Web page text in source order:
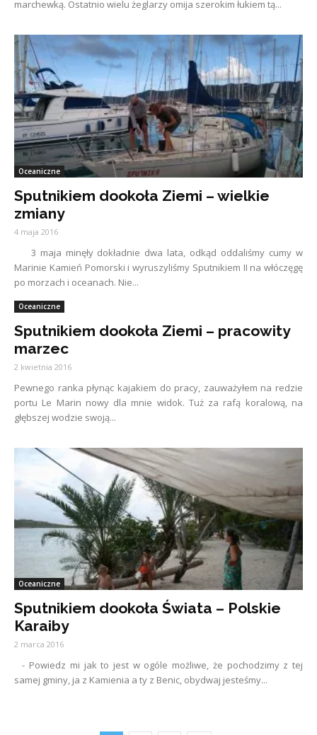
marchewką. Ostatnio wielu żeglarzy omija szerokim łukiem tą...
Oceaniczne
Sputnikiem dookoła Ziemi – wielkie
zmiany
4 maja 2016
3 maja minęły dokładnie dwa lata, odkąd oddaliśmy cumy w
Marinie Kamień Pomorski i wyruszyliśmy Sputnikiem II na włóczęgę
po morzach i oceanach. Nie...
Oceaniczne
Sputnikiem dookoła Ziemi – pracowity
marzec
2 kwietnia 2016
Pewnego ranka płynąc kajakiem do pracy, zauważyłem na redzie
portu Le Marin nowy dla mnie widok. Tuż za rafą koralową, na
głębszej wodzie swoją...
Oceaniczne
Sputnikiem dookoła Świata – Polskie
Karaiby
2 marca 2016
- Powiedz mi jak to jest w ogóle możliwe, że pochodzimy z tej
samej gminy, ja z Kamienia a ty z Benic, obydwaj jesteśmy...